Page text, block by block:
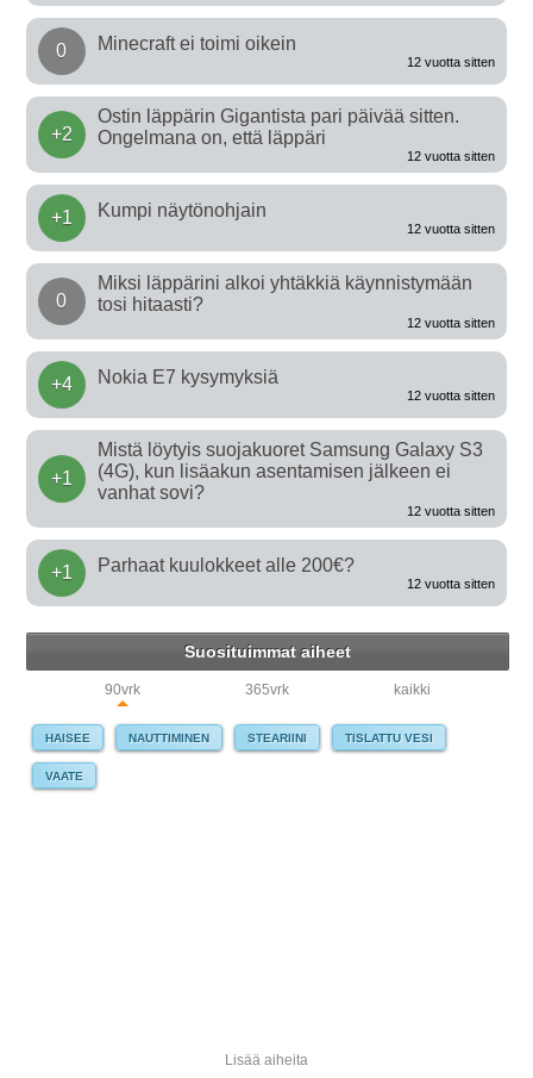
0 Minecraft ei toimi oikein
12 vuotta sitten
+2
Ostin läppärin Gigantista pari päivää sitten.
Ongelmana on, että läppäri
12 vuotta sitten
+1 Kumpi näytönohjain
12 vuotta sitten
0
Miksi läppärini alkoi yhtäkkiä käynnistymään
tosi hitaasti?
12 vuotta sitten
+4 Nokia E7 kysymyksiä
12 vuotta sitten
+1
Mistä löytyis suojakuoret Samsung Galaxy S3
(4G), kun lisäakun asentamisen jälkeen ei
vanhat sovi?
12 vuotta sitten
+1 Parhaat kuulokkeet alle 200€?
12 vuotta sitten
Suosituimmat aiheet
90vrk 365vrk kaikki
HAISEE NAUTTIMINEN STEARIINI TISLATTU VESI
VAATE
Lisää aiheita